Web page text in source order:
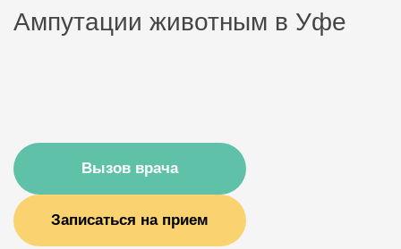
Ампутации животным в Уфе
Вызов врача
Записаться на прием